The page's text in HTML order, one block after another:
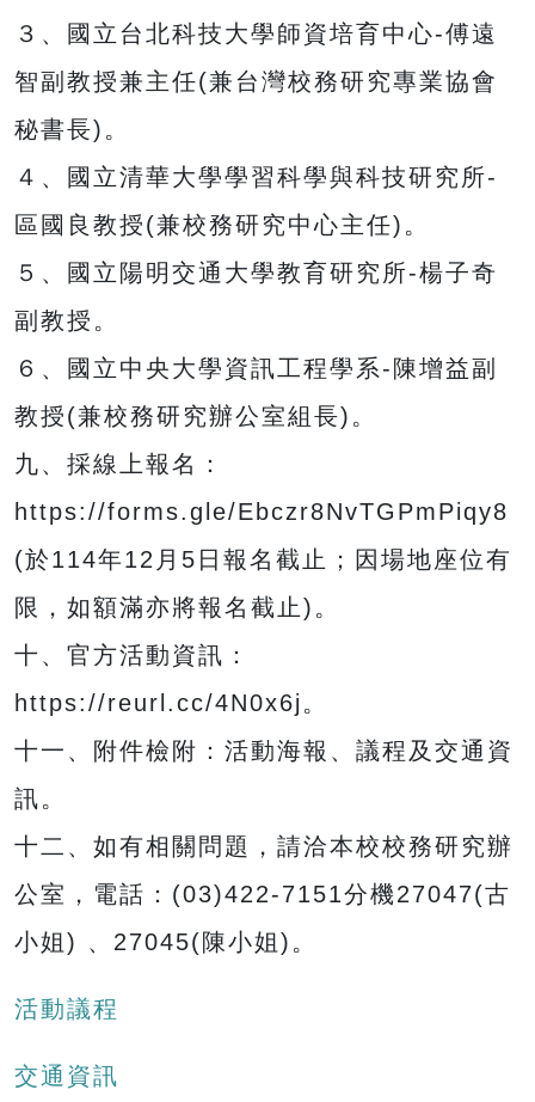
３、國立台北科技大學師資培育中心-傅遠
智副教授兼主任(兼台灣校務研究專業協會
秘書長)。
４、國立清華大學學習科學與科技研究所-
區國良教授(兼校務研究中心主任)。
５、國立陽明交通大學教育研究所-楊子奇
副教授。
６、國立中央大學資訊工程學系-陳增益副
教授(兼校務研究辦公室組長)。
九、採線上報名：
https://forms.gle/Ebczr8NvTGPmPiqy8
(於114年12月5日報名截止；因場地座位有
限，如額滿亦將報名截止)。
十、官方活動資訊：
https://reurl.cc/4N0x6j。
十一、附件檢附：活動海報、議程及交通資
訊。
十二、如有相關問題，請洽本校校務研究辦
公室，電話：(03)422-7151分機27047(古
小姐) 、27045(陳小姐)。
活動議程
交通資訊